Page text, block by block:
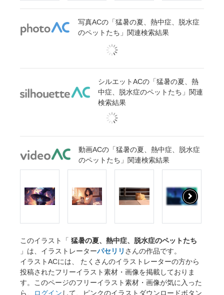
写真ACの「猛暑の夏、熱中症、脱水症
のペットたち」関連検索結果
シルエットACの「猛暑の夏、熱
中症、脱水症のペットたち」関連
検索結果
動画ACの「猛暑の夏、熱中症、脱水症
のペットたち」関連検索結果
このイラスト「 猛暑の夏、熱中症、脱水症のペットたち
」は、イラストレーターパセリリ さんの作品です。
イラストACには、 たくさんのイラストレーターの方から
投稿されたフリーイラスト素材・画像を掲載しておりま
す。このページのフリーイラスト素材・画像が気に入った
ら、
ログイン して、ピンクのイラストダウンロードボタン